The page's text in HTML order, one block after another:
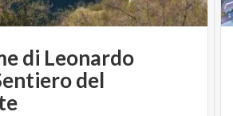
di Leonardo
del